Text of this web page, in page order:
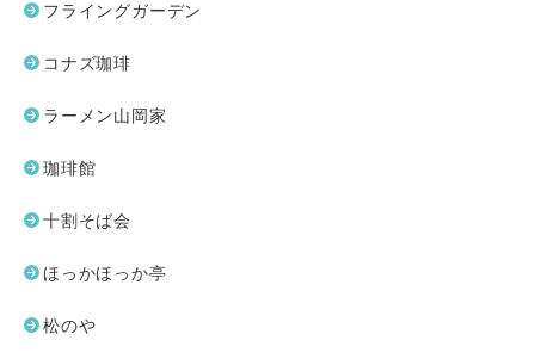
フライングガーデン
コナズ珈琲
ラーメン山岡家
珈琲館
十割そば会
ほっかほっか亭
松のや